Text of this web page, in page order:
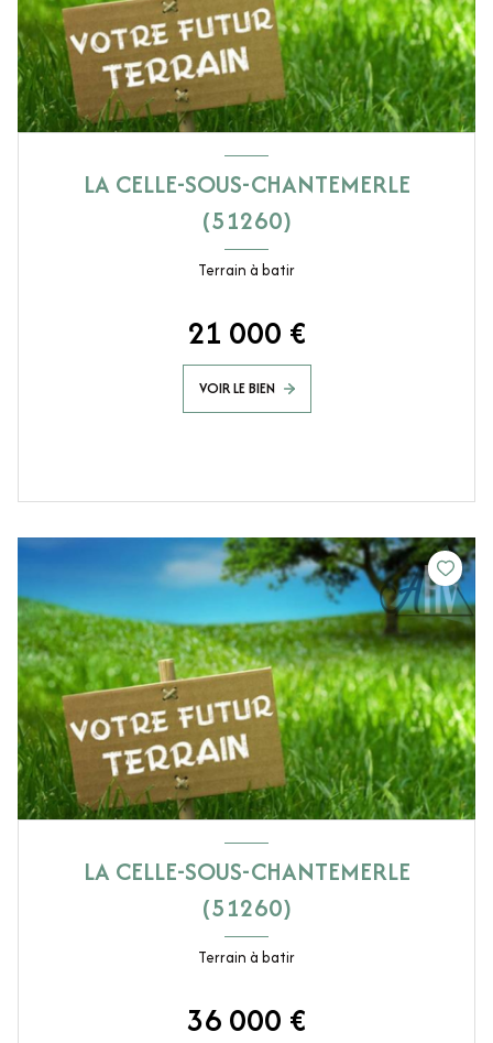
LA CELLE-SOUS-CHANTEMERLE
(51260)
Terrain à batir
21 000 €
VOIR LE BIEN
LA CELLE-SOUS-CHANTEMERLE
(51260)
Terrain à batir
36 000 €